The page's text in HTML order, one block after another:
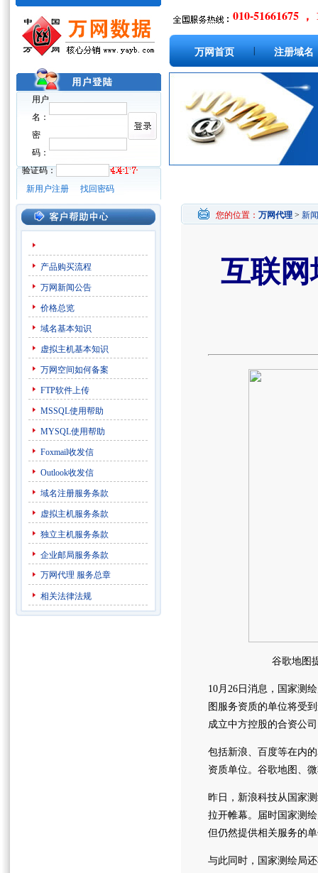
用户
名：
密
码：
验证码：
新用户注册
找回密码
010-51661675 ，
万网首页 注册域名
产品购买流程
万网新闻公告
价格总览
域名基本知识
虚拟主机基本知识
万网空间如何备案
FTP软件上传
MSSQL使用帮助
MYSQL使用帮助
Foxmail收发信
Outlook收发信
域名注册服务条款
虚拟主机服务条款
独立主机服务条款
企业邮局服务条款
万网代理 服务总章
相关法律法规
您的位置： 万网代理 > 新
互联
谷歌地图
10月26日消息，国家测
图服务资质的单位将受
成立中方控股的合资公
包括新浪、百度等在内
资质单位。谷歌地图、
昨日，新浪科技从国家
拉开帷幕。届时国家测
但仍然提供相关服务的
与此同时，国家测绘局